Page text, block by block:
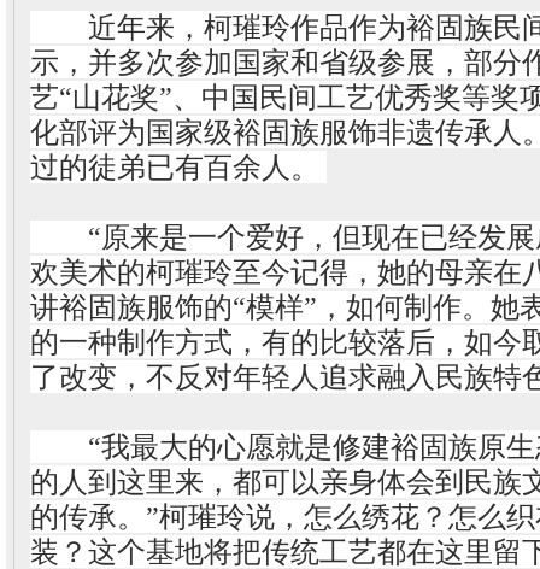
近年来，柯璀玲作品作为裕固族民
示，并多次参加国家和省级参展，部分
艺“山花奖”、中国民间工艺优秀奖等奖
化部评为国家级裕固族服饰非遗传承人
过的徒弟已有百余人。
“原来是一个爱好，但现在已经发展
欢美术的柯璀玲至今记得，她的母亲在
讲裕固族服饰的“模样”，如何制作。她
的一种制作方式，有的比较落后，如今
了改变，不反对年轻人追求融入民族特
“我最大的心愿就是修建裕固族原生
的人到这里来，都可以亲身体会到民族
的传承。”柯璀玲说，怎么绣花？怎么
装？这个基地将把传统工艺都在这里留